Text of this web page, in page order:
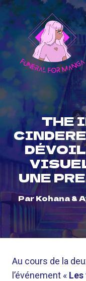
Skip
content
THE
UNE
ParKohana &
Au cours de la
l’événement «